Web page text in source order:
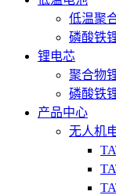
低温聚
磷酸铁
锂电芯
聚合物
磷酸铁
产品中心
无人机